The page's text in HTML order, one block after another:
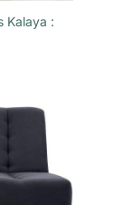
Kalaya :